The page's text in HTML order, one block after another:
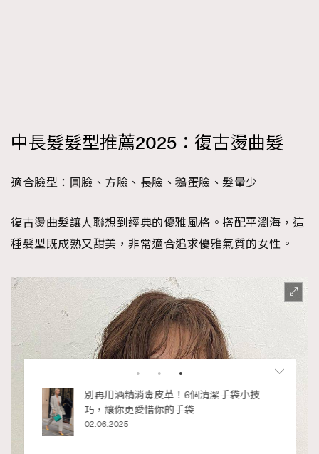
中長髮髮型推薦2025：復古燙曲髮
適合臉型：圓臉、方臉、長臉、鵝蛋臉、髮量少
復古燙曲髮讓人聯想到經典的優雅風格。搭配平瀏海，這
種髮型既成熟又甜美，非常適合追求優雅氣質的女性。
別再用酒精消毒皮革！6個清潔手袋小技
巧，讓你更愛惜你的手袋
02.06.2025